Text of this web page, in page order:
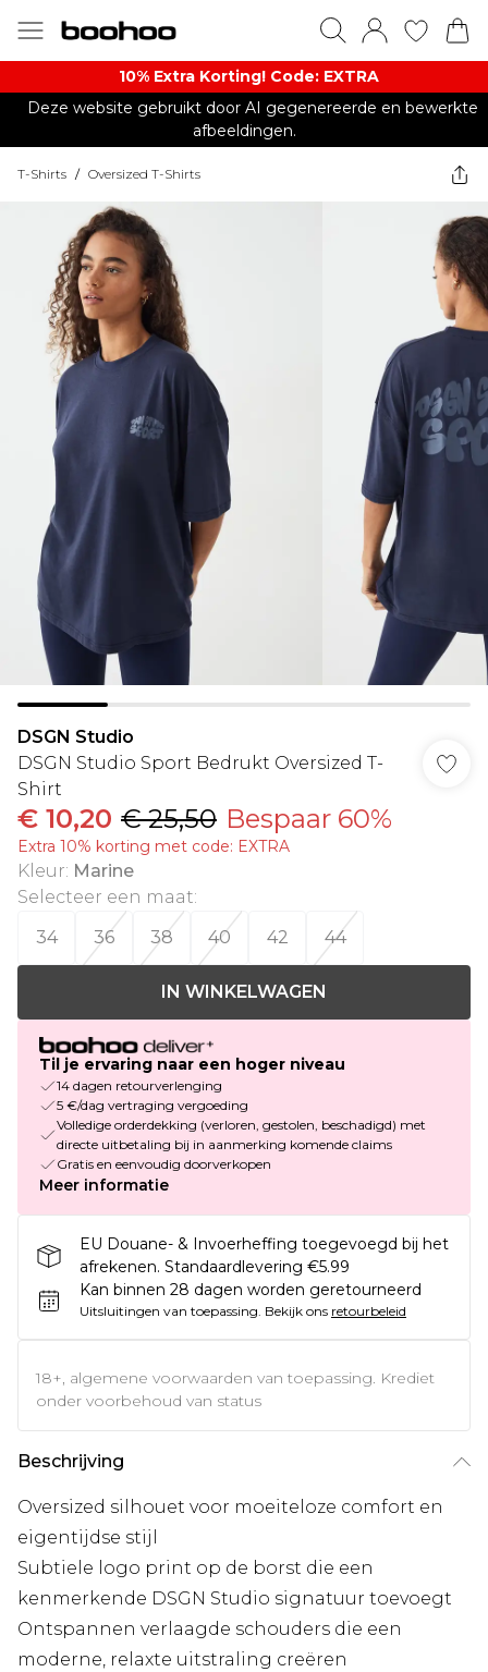
10% Extra Korting! Code: EXTRA​
Deze website gebruikt door AI gegenereerde en bewerkte
afbeeldingen.
T-Shirts / Oversized T-Shirts
DSGN Studio
DSGN Studio Sport Bedrukt Oversized T-
Shirt
€ 10,20 € 25,50 Bespaar 60%
Extra 10% korting met code: EXTRA
Kleur: Marine
Selecteer een maat:
34
36 38 40 42 44
IN WINKELWAGEN
Til je ervaring naar een hoger niveau
14 dagen retourverlenging
5 €/dag vertraging vergoeding
Volledige orderdekking (verloren, gestolen, beschadigd) met
directe uitbetaling bij in aanmerking komende claims
Gratis en eenvoudig doorverkopen
Meer informatie
EU Douane- & Invoerheffing toegevoegd bij het
afrekenen. Standaardlevering €5.99
Kan binnen 28 dagen worden geretourneerd
Uitsluitingen van toepassing. Bekijk ons retourbeleid
18+, algemene voorwaarden van toepassing. Krediet
onder voorbehoud van status
Beschrijving
Oversized silhouet voor moeiteloze comfort en
eigentijdse stijl
Subtiele logo print op de borst die een
kenmerkende DSGN Studio signatuur toevoegt
Ontspannen verlaagde schouders die een
moderne, relaxte uitstraling creëren